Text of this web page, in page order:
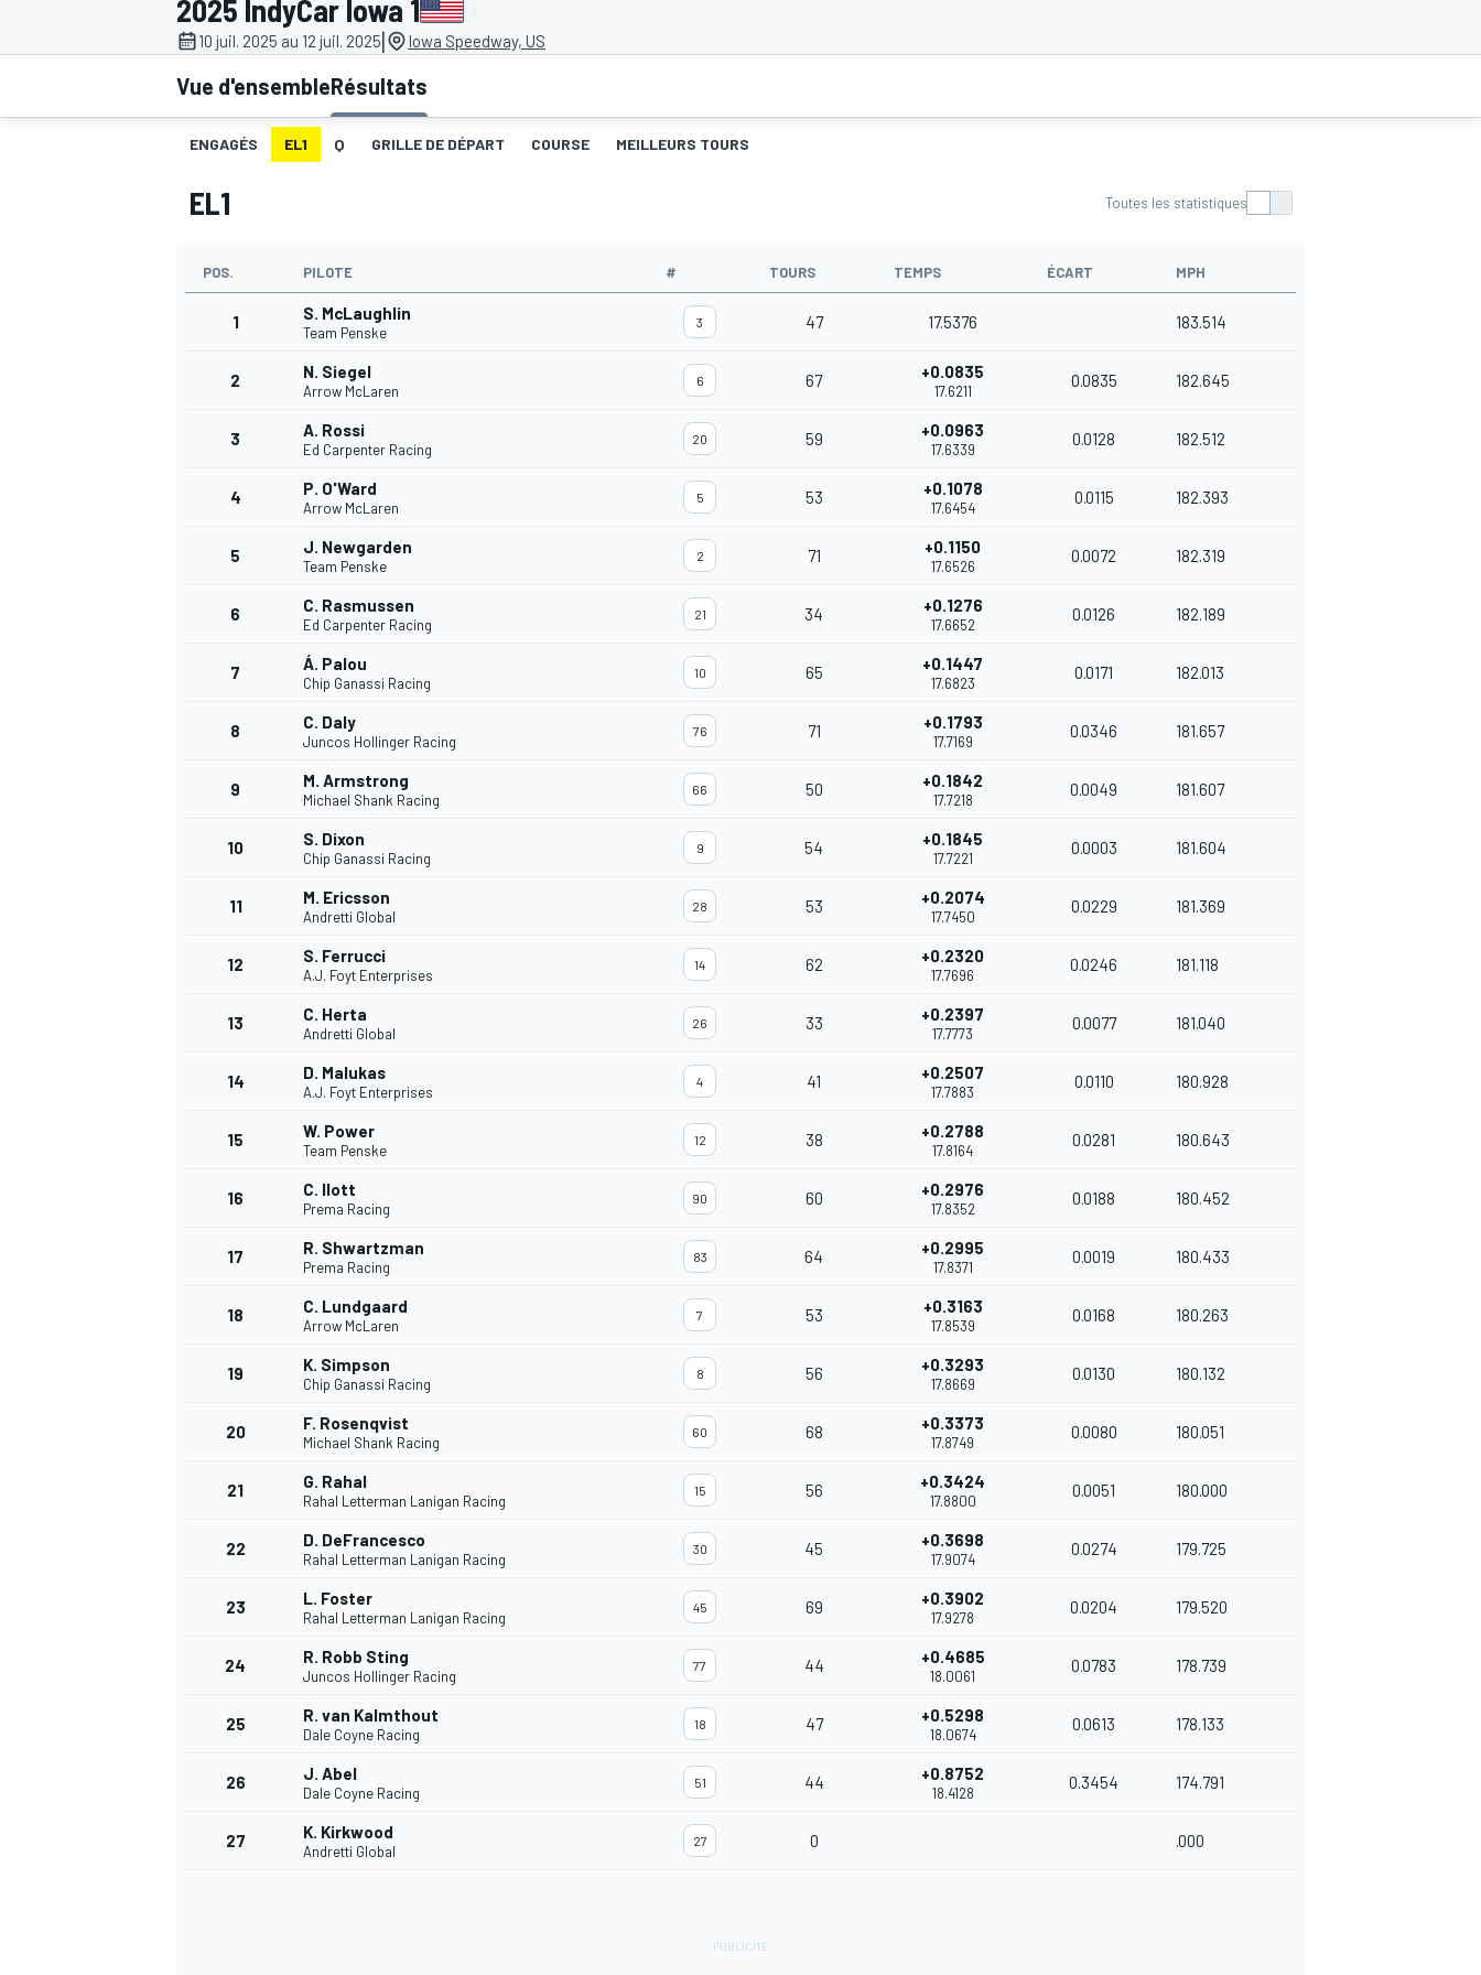
2025 IndyCar Iowa 1
10 juil. 2025 au 12 juil. 2025| Iowa Speedway, US
Vue d'ensembleRésultats
ENGAGÉS EL1 Q GRILLE DE DÉPART COURSE MEILLEURS TOURS
EL1 Toutes les statistiques
POS. PILOTE # TOURS TEMPS ÉCART MPH
1 S. McLaughlin
Team Penske
3 47 17.5376 183.514
2 N. Siegel
Arrow McLaren
6 67 +0.0835
17.6211
0.0835 182.645
3 A. Rossi
Ed Carpenter Racing
20 59 +0.0963
17.6339
0.0128 182.512
4 P. O'Ward
Arrow McLaren
5 53 +0.1078
17.6454
0.0115 182.393
5 J. Newgarden
Team Penske
2 71 +0.1150
17.6526
0.0072 182.319
6 C. Rasmussen
Ed Carpenter Racing
21 34 +0.1276
17.6652
0.0126 182.189
7 Á. Palou
Chip Ganassi Racing
10 65 +0.1447
17.6823
0.0171 182.013
8 C. Daly
Juncos Hollinger Racing
76 71 +0.1793
17.7169
0.0346 181.657
9 M. Armstrong
Michael Shank Racing
66 50 +0.1842
17.7218
0.0049 181.607
10 S. Dixon
Chip Ganassi Racing
9 54 +0.1845
17.7221
0.0003 181.604
11 M. Ericsson
Andretti Global
28 53 +0.2074
17.7450
0.0229 181.369
12 S. Ferrucci
A.J. Foyt Enterprises
14 62 +0.2320
17.7696
0.0246 181.118
13 C. Herta
Andretti Global
26 33 +0.2397
17.7773
0.0077 181.040
14 D. Malukas
A.J. Foyt Enterprises
4 41 +0.2507
17.7883
0.0110 180.928
15 W. Power
Team Penske
12 38 +0.2788
17.8164
0.0281 180.643
16 C. Ilott
Prema Racing
90 60 +0.2976
17.8352
0.0188 180.452
17 R. Shwartzman
Prema Racing
83 64 +0.2995
17.8371
0.0019 180.433
18 C. Lundgaard
Arrow McLaren
7 53 +0.3163
17.8539
0.0168 180.263
19 K. Simpson
Chip Ganassi Racing
8 56 +0.3293
17.8669
0.0130 180.132
20 F. Rosenqvist
Michael Shank Racing
60 68 +0.3373
17.8749
0.0080 180.051
21 G. Rahal
Rahal Letterman Lanigan Racing
15 56 +0.3424
17.8800
0.0051 180.000
22 D. DeFrancesco
Rahal Letterman Lanigan Racing
30 45 +0.3698
17.9074
0.0274 179.725
23 L. Foster
Rahal Letterman Lanigan Racing
45 69 +0.3902
17.9278
0.0204 179.520
24 R. Robb Sting
Juncos Hollinger Racing
77 44 +0.4685
18.0061
0.0783 178.739
25 R. van Kalmthout
Dale Coyne Racing
18 47 +0.5298
18.0674
0.0613 178.133
26 J. Abel
Dale Coyne Racing
51 44 +0.8752
18.4128
0.3454 174.791
27 K. Kirkwood
Andretti Global
27 0 .000